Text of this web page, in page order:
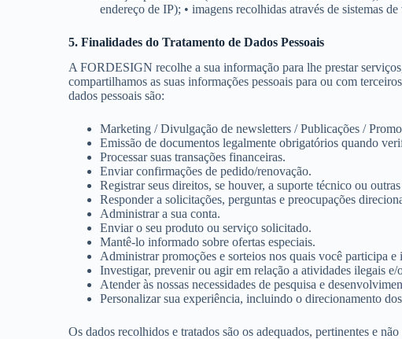
endereço de IP); • imagens recolhidas através de sistemas
5. Finalidades do Tratamento de Dados Pessoais
A FORDESIGN recolhe a sua informação para lhe prestar
compartilhamos as suas informações pessoais para ou com
dados pessoais são:
Marketing / Divulgação de newsletters / Publicações /
Emissão de documentos legalmente obrigatórios quando
Processar suas transações financeiras.
Enviar confirmações de pedido/renovação.
Registrar seus direitos, se houver, a suporte técnico ou
Responder a solicitações, perguntas e preocupações
Administrar a sua conta.
Enviar o seu produto ou serviço solicitado.
Mantê-lo informado sobre ofertas especiais.
Administrar promoções e sorteios nos quais você participa
Investigar, prevenir ou agir em relação a atividades ilegais
Atender às nossas necessidades de pesquisa e
Personalizar sua experiência, incluindo o direcionamento
Os dados recolhidos e tratados são os adequados, pertinentes e